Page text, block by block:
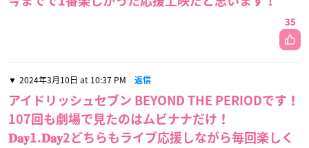
35
2024年3月10日 at 10:37 PM 返信
アイドリッシュセブン BEYOND THE PERIODです！
107回も劇場で見たのはムビナナだけ！
‪𝐃𝐚𝐲‬1.‪𝐃𝐚𝐲‬2どちらもライブ応援しながら毎回楽しく